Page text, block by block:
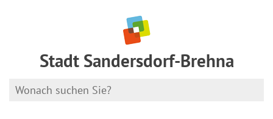
Stadt Sandersdorf-Brehna